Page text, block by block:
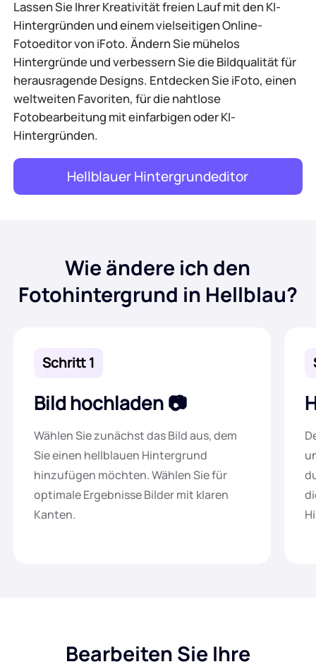
Lassen Sie Ihrer Kreativität freien Lauf mit den KI-
Hintergründen und einem vielseitigen Online-
Fotoeditor von iFoto. Ändern Sie mühelos
Hintergründe und verbessern Sie die Bildqualität für
herausragende Designs. Entdecken Sie iFoto, einen
weltweiten Favoriten, für die nahtlose
Fotobearbeitung mit einfarbigen oder KI-
Hintergründen.
Hellblauer Hintergrundeditor
Wie ändere ich den
Fotohintergrund in Hellblau?
Schritt 1
Bild hochladen
Wählen Sie zunächst das Bild aus, dem
Sie einen hellblauen Hintergrund
hinzufügen möchten. Wählen Sie für
optimale Ergebnisse Bilder mit klaren
Kanten.
Bearbeiten Sie Ihre